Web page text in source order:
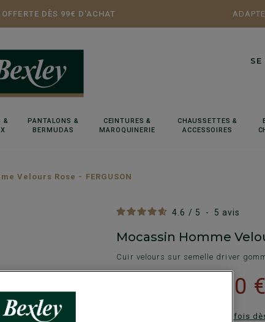
DÈS 99€ D'ACHAT
SE
&
PANTALONS &
BERMUDAS
CEINTURES &
MAROQUINERIE
CHAUSSETTES &
ACCESSOIRES
Velours Rose - FERGUSON
4.6 / 5 - 5 avis
Mocassin Homme
Cuir velours sur semelle driver
79,00 €
Payez en plusieurs fois